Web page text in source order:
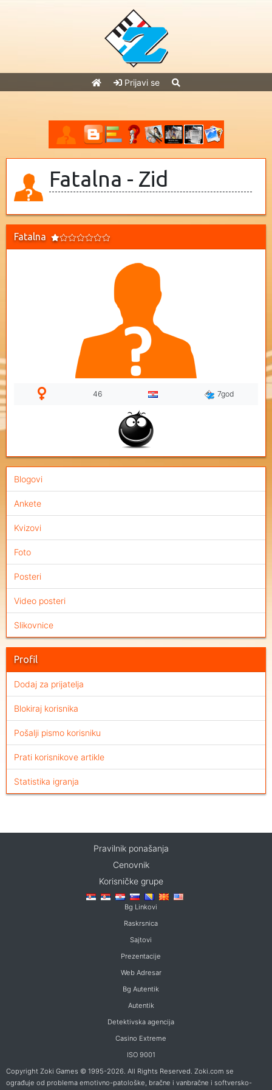
Prijavi se
Fatalna - Zid
Fatalna
46 7god
Blogovi
Ankete
Kvizovi
Foto
Posteri
Video posteri
Slikovnice
Profil
Dodaj za prijatelja
Blokiraj korisnika
Pošalji pismo korisniku
Prati korisnikove artikle
Statistika igranja
Pravilnik ponašanja
Cenovnik
Korisničke grupe
Bg Linkovi
Raskrsnica
Sajtovi
Prezentacije
Web Adresar
Bg Autentik
Autentik
Detektivska agencija
Casino Extreme
ISO 9001
Copyright Zoki Games © 1995-2026. All Rights Reserved. Zoki.com se
ograđuje od problema emotivno-patološke, bračne i vanbračne i softversko-